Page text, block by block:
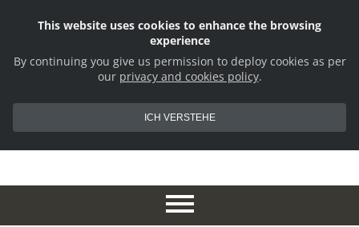
This website uses cookies to enhance the browsing
experience
By continuing you give us permission to deploy cookies as per
our privacy and cookies policy.
ICH VERSTEHE